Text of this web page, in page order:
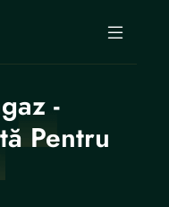
-
Pentru